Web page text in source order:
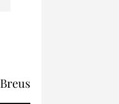
Breus